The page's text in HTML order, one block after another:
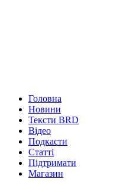
Головна
Новини
Тексти BRD
Відео
Подкасти
Статті
Підтримати
Магазин